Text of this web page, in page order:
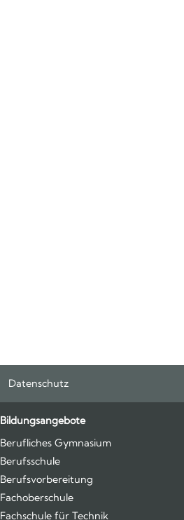
Datenschutz
Bildungsangebote
Berufliches Gymnasium
Berufsschule
Berufsvorbereitung
Fachoberschule
Fachschule für Technik